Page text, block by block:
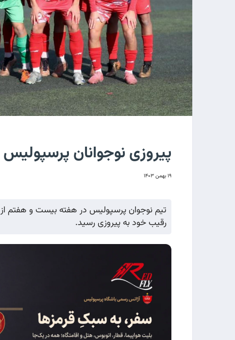
پیروزی نوجوانان
۱۹ بهمن ۱۴۰۳
تیم نوجوان پرسپولیس در هفته بیست و هفتم از
رقیب خود به پیروزی رسید.